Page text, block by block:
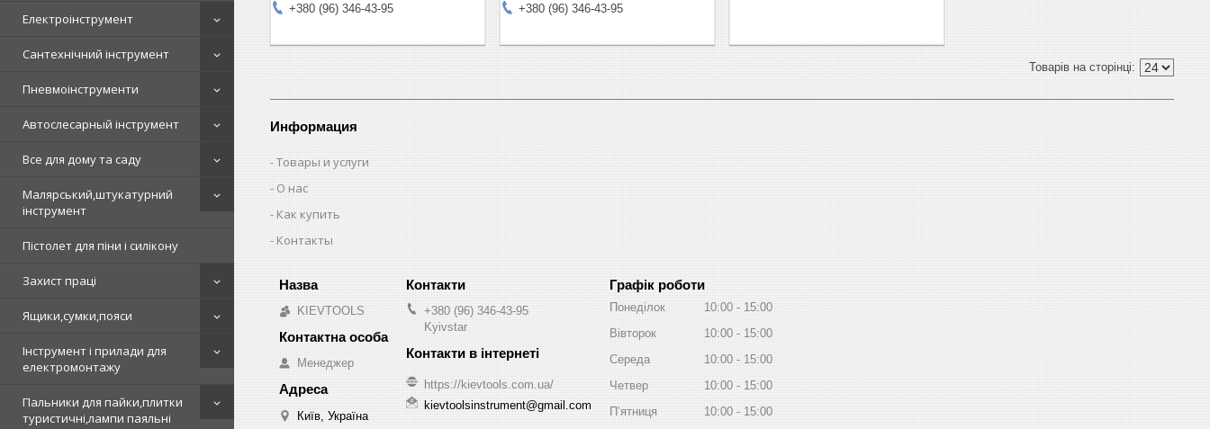
Електроінструмент
Сантехнічний інструмент
Пневмоінструменти
Автослесарный інструмент
Все для дому та саду
Малярський,штукатурний
інструмент
Пістолет для піни і силікону
Захист праці
Ящики,сумки,пояси
Інструмент і прилади для
електромонтажу
Пальники для пайки,плитки
туристичні,лампи паяльні
+380 (96) 346-43-95 +380 (96) 346-43-95
Информация
Товары и услуги
О нас
Как купить
Контакты
KIEVTOOLS
Менеджер
Київ, Україна
+380 (96) 346-43-95
Kyivstar
https://kievtools.com.ua/
kievtoolsinstrument@gmail.com
Графік роботи
Понеділок 10:00
15:00
Вівторок
10:00
15:00
Середа
10:00
15:00
Четвер
10:00
15:00
Пʼятниця
10:00
15:00